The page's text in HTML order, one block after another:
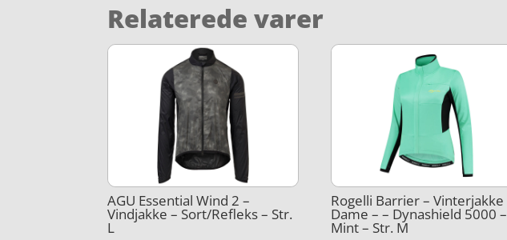
Relaterede varer
AGU Essential Wind 2 –
Vindjakke – Sort/Refleks – Str.
L
Rogelli Barrier – Vinterjakke
Dame – – Dynashield 5000 –
Mint – Str. M